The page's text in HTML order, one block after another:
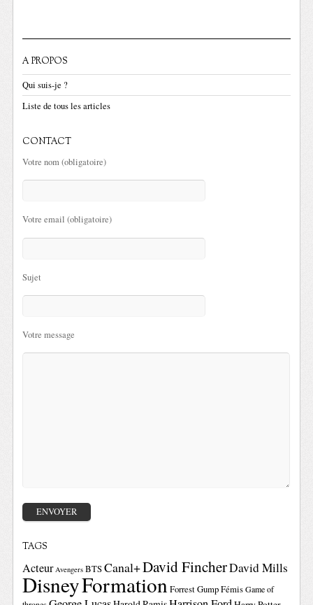
A PROPOS
Qui suis-je ?
Liste de tous les articles
CONTACT
Votre nom (obligatoire)
Votre email (obligatoire)
Sujet
Votre message
TAGS
Acteur Avengers BTSCanal+David FincherDavid Mills
DisneyFormationForrest GumpFémis Game of